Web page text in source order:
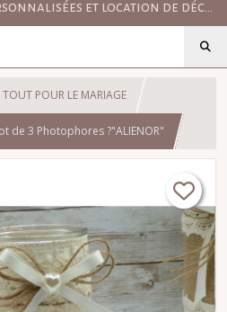
TOUT POUR LE MARIAGE
de 3 Photophores ?"ALIENOR"